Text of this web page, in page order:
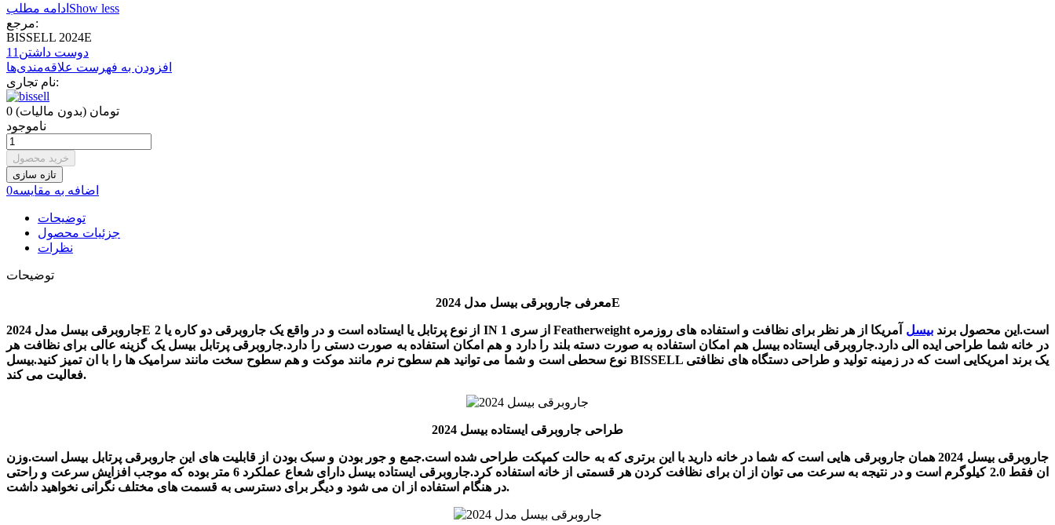
ادامه مطلب Show less
مرجع:
BISSELL 2024E
دوست داشتن 11
افزودن به فهرست علاقه‌مندی‌ها
نام تجاری:
0 تومان (بدون مالیات)
ناموجود
خرید محصول
اضافه به مقایسه0
توضیحات
جزئیات محصول
نظرات
توضیحات
معرفی جاروبرقی بیسل مدل 2024E
جاروبرقی بیسل مدل 2024E از نوع پرتابل یا ایستاده است و در واقع یک جاروبرقی دو کاره یا 2 IN 1 از سری Featherweight است.این محصول برندبیسل آمریکا از هر نظر برای نظافت و استفاده های روزمره
در خانه شما طراحی ایده الی دارد.جاروبرقی ایستاده بیسل هم امکان استفاده به صورت دسته بلند را دارد و هم امکان استفاده به صورت دستی را دارد.جاروبرقی پرتابل بیسل یک گزینه عالی برای نظافت هر
نوع سحطی است و شما می توانید هم سطوح نرم مانند موکت و هم سطوح سخت مانند سرامیک ها را با ان تمیز کنید.بیسل BISSELL یک برند امریکایی است که در زمینه تولید و طراحی دستگاه های نظافتی
فعالیت می کند.
طراحی جاروبرقی ایستاده بیسل 2024
جاروبرقی بیسل 2024 همان جاروبرقی هایی است که شما در خانه دارید با این برتری که به حالت کمپکت طراحی شده است.جمع و جور بودن و سبک بودن از قابلیت های این جاروبرقی پرتابل بیسل است.وزن
ان فقط 2.0 کیلوگرم است و در نتیجه به سرعت می توان از ان برای نظافت کردن هر قسمتی از خانه استفاده کرد.جاروبرقی ایستاده بیسل دارای شعاع عملکرد 6 متر بوده که موجب افزایش سرعت و راحتی
در هنگام استفاده از ان می شود و دیگر برای دسترسی به قسمت های مختلف نگرانی نخواهید داشت.